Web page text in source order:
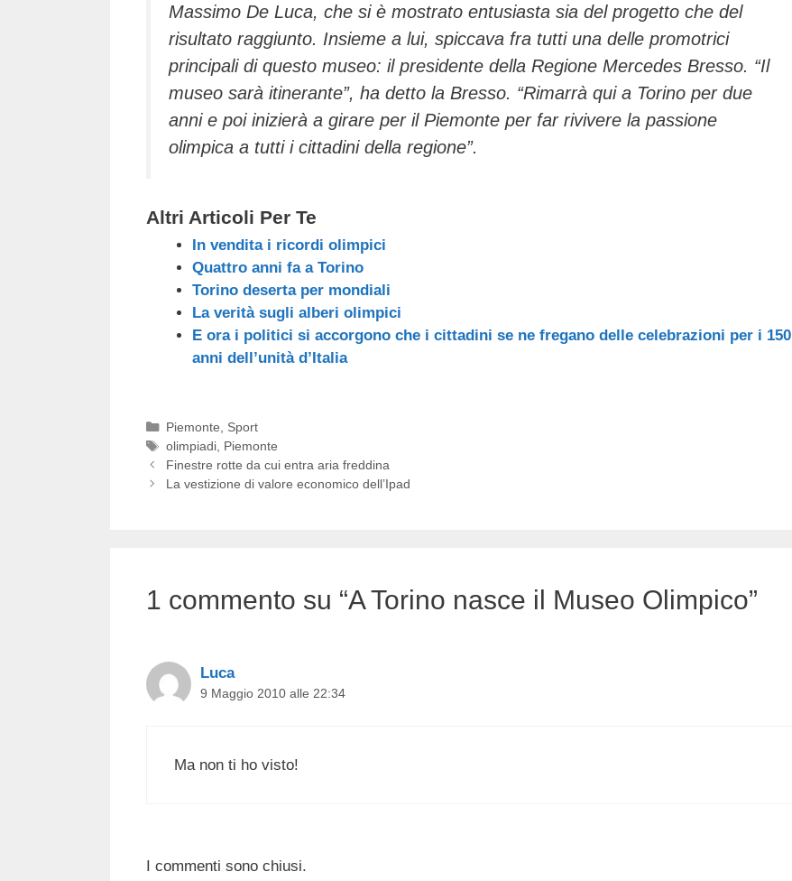
Massimo De Luca, che si è mostrato entusiasta sia del progetto che del
risultato raggiunto. Insieme a lui, spiccava fra tutti una delle promotrici
principali di questo museo: il presidente della Regione Mercedes Bresso. “Il
museo sarà itinerante”, ha detto la Bresso. “Rimarrà qui a Torino per due
anni e poi inizierà a girare per il Piemonte per far rivivere la passione
olimpica a tutti i cittadini della regione”.
Altri Articoli Per Te
In vendita i ricordi olimpici
Quattro anni fa a Torino
Torino deserta per mondiali
La verità sugli alberi olimpici
E ora i politici si accorgono che i cittadini se ne fregano delle celebrazioni per i 150
anni dell’unità d’Italia
Categorie
Piemonte
Sport
Tag
olimpiadi, Piemonte
Finestre rotte da cui entra aria freddina
La vestizione di valore economico dell’Ipad
1 commento su “A Torino nasce il Museo Olimpico”
Luca
9 Maggio 2010 alle 22:34
Ma non ti ho visto!
I commenti sono chiusi.